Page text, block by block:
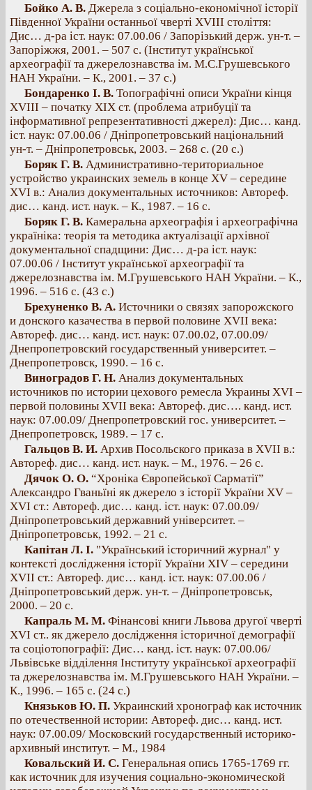
Бойко А. В. Джерела з соціально-економічної історії
Південної України останньої чверті XVIII століття:
Дис… д-ра іст. наук: 07.00.06 / Запорізький держ. ун-т. –
Запоріжжя, 2001. – 507 с. (Інститут української
археографії та джерелознавства ім. М.С.Грушевського
НАН України. – К., 2001. – 37 с.)
Бондаренко І. В. Топографічні описи України кінця
XVIII – початку XIX ст. (проблема атрибуції та
інформативної репрезентативності джерел): Дис… канд.
іст. наук: 07.00.06 / Дніпропетровський національний
ун-т. – Дніпропетровськ, 2003. – 268 с. (20 с.)
Боряк Г. В. Административно-териториальное
устройство украинских земель в конце XV – середине
XVI в.: Анализ документальных источников: Автореф.
дис… канд. ист. наук. – К., 1987. – 16 с.
Боряк Г. В. Камеральна археографія і археографічна
україніка: теорія та методика актуалізації архівної
документальної спадщини: Дис… д-ра іст. наук:
07.00.06 / Інститут української археографії та
джерелознавства ім. М.Грушевського НАН України. – К.,
1996. – 516 с. (43 с.)
Брехуненко В. А. Источники о связях запорожского
и донского казачества в первой половине XVII века:
Автореф. дис… канд. ист. наук: 07.00.02, 07.00.09/
Днепропетровский государственный университет. –
Днепропетровск, 1990. – 16 с.
Виноградов Г. Н. Анализ документальных
источников по истории цехового ремесла Украины XVI –
первой половины XVII века: Автореф. дис…. канд. ист.
наук: 07.00.09/ Днепропетровский гос. университет. –
Днепропетровск, 1989. – 17 с.
Гальцов В. И. Архив Посольского приказа в XVII в.:
Автореф. дис… канд. ист. наук. – М., 1976. – 26 с.
Дячок О. О. “Хроніка Європейської Сарматії”
Александро Гваньїні як джерело з історії України XV –
XVI ст.: Автореф. дис… канд. іст. наук: 07.00.09/
Дніпропетровський державний університет. –
Дніпропетровськ, 1992. – 21 c.
Капітан Л. І. "Український історичний журнал" у
контексті дослідження історії України XIV – середини
XVII ст.: Автореф. дис… канд. іст. наук: 07.00.06 /
Дніпропетровський держ. ун-т. – Дніпропетровськ,
2000. – 20 с.
Капраль М. М. Фінансові книги Львова другої чверті
XVI ст.. як джерело дослідження історичної демографії
та соціотопографії: Дис… канд. іст. наук: 07.00.06/
Львівське відділення Інституту української археографії
та джерелознавства ім. М.Грушевського НАН України. –
К., 1996. – 165 с. (24 с.)
Князьков Ю. П. Украинский хронограф как источник
по отечественной истории: Автореф. дис… канд. ист.
наук: 07.00.09/ Московский государственный историко-
архивный институт. – М., 1984
Ковальский И. С. Генеральная опись 1765-1769 гг.
как источник для изучения социально-экономической